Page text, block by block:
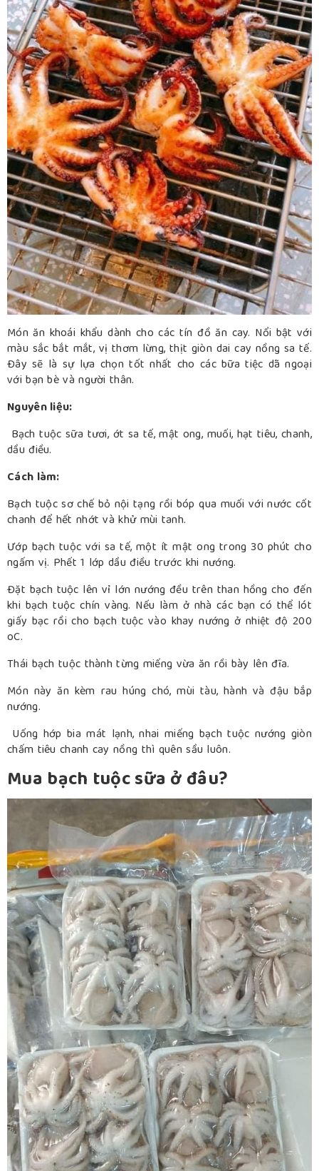
Món ăn khoái khẩu dành cho các tín đồ ăn cay. Nổi bật với
màu sắc bắt mắt, vị thơm lừng, thịt giòn dai cay nồng sa tế.
Đây sẽ là sự lựa chọn tốt nhất cho các bữa tiệc dã ngoại
với bạn bè và người thân.
Nguyên liệu:
Bạch tuộc sữa tươi, ớt sa tế, mật ong, muối, hạt tiêu, chanh,
dầu điều.
Cách làm:
Bạch tuộc sơ chế bỏ nội tạng rồi bóp qua muối với nước cốt
chanh để hết nhớt và khử mùi tanh.
Ướp bạch tuộc với sa tế, một ít mật ong trong 30 phút cho
ngấm vị. Phết 1 lớp dầu điều trước khi nướng.
Đặt bạch tuộc lên vỉ lớn nướng đều trên than hồng cho đến
khi bạch tuộc chín vàng. Nếu làm ở nhà các bạn có thể lót
giấy bạc rồi cho bạch tuộc vào khay nướng ở nhiệt độ 200
oC.
Thái bạch tuộc thành từng miếng vừa ăn rồi bày lên đĩa.
Món này ăn kèm rau húng chó, mùi tàu, hành và đậu bắp
nướng.
Uống hớp bia mát lạnh, nhai miếng bạch tuộc nướng giòn
chấm tiêu chanh cay nồng thì quên sầu luôn.
Mua bạch tuộc sữa ở đâu?